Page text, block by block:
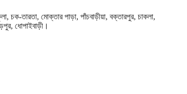
চক-তারতা, মোক্তার পাড়া, পাঁচবাড়ীয়া, বক্তারপুর, চাকলা,
ধোপাইবাড়ী।